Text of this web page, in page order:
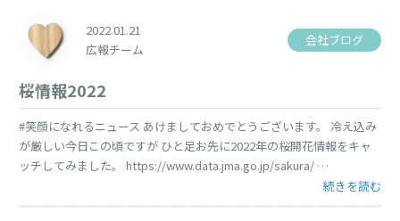
2022.01.21
広報チーム
会社ブログ
桜情報2022
#笑顔になれるニュース あけましておめでとうございます。 冷え込み
が厳しい今日この頃ですが ひと足お先に2022年の桜開花情報をキャ
ッチしてみました。 https://www.data.jma.go.jp/sakura/ …
“桜情報2022”
続きを読む